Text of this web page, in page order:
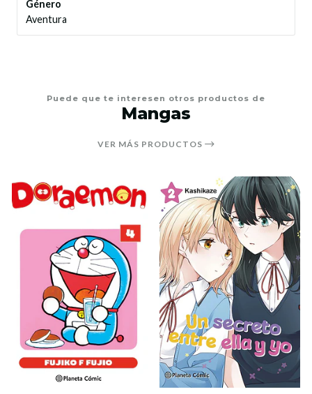
Género
Aventura
Puede que te interesen otros productos de
Mangas
VER MÁS PRODUCTOS